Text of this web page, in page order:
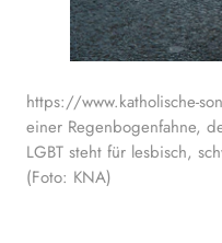
https://www.katholische-
einer Regenbogenfahne,
LGBT steht für lesbisch,
(Foto: KNA)